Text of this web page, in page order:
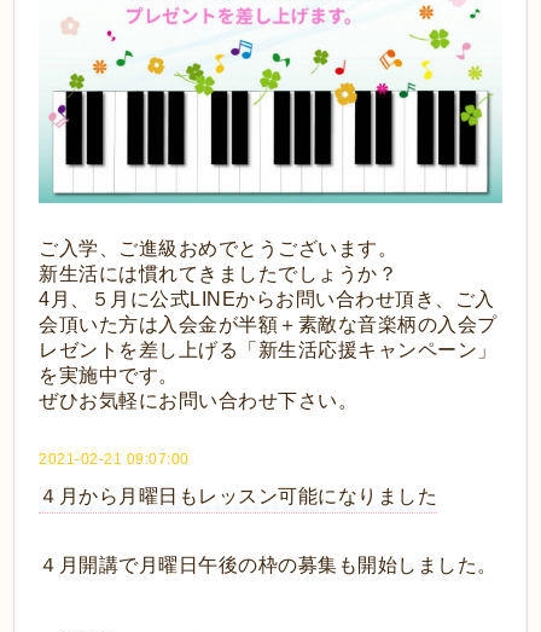
ご入学、ご進級おめでとうございます。
新生活には慣れてきましたでしょうか？
4月、５月に公式LINEからお問い合わせ頂き、ご入
会頂いた方は入会金が半額＋素敵な音楽柄の入会プ
レゼントを差し上げる「新生活応援キャンペーン」
を実施中です。
ぜひお気軽にお問い合わせ下さい。
2021-02-21 09:07:00
４月から月曜日もレッスン可能になりました
４月開講で月曜日午後の枠の募集も開始しました。